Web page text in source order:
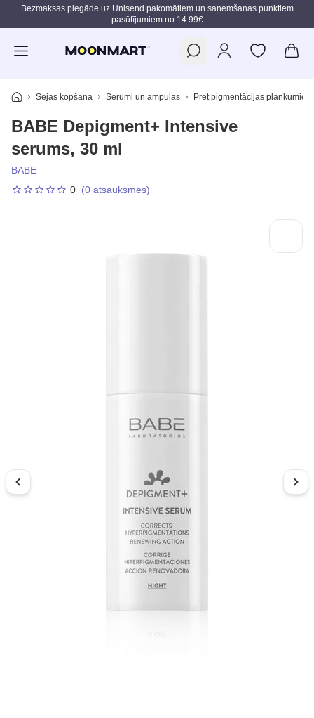
Pāriet uz galveno saturu
Bezmaksas piegāde uz Unisend pakomātiem un saņemšanas punktiem
pasūtījumiem no 14.99€
Sejas kopšana Serumi un ampulas Pret pigmentācijas plankumiem
BABE Depigment+ Intensive
serums, 30 ml
BABE
0 (0 atsauksmes)